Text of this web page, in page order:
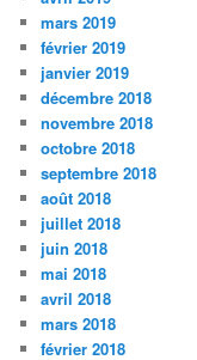
mars 2019
février 2019
janvier 2019
décembre 2018
novembre 2018
octobre 2018
septembre 2018
août 2018
juillet 2018
juin 2018
mai 2018
avril 2018
mars 2018
février 2018